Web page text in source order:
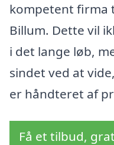
kompetent firma
Billum. Dette vil
i det lange løb,
sindet ved at
er håndteret af
Få et tilbud,